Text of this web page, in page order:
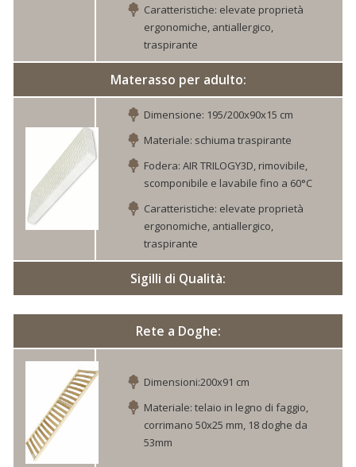
Caratteristiche: elevate proprietà
ergonomiche, antiallergico,
traspirante
Materasso per adulto:
Dimensione: 195/200x90x15 cm
Materiale: schiuma traspirante
Fodera: AIR TRILOGY3D, rimovibile,
scomponibile e lavabile fino a 60°C
Caratteristiche: elevate proprietà
ergonomiche, antiallergico,
traspirante
Sigilli di Qualità:
Rete a Doghe:
Dimensioni:200x91 cm
Materiale: telaio in legno di faggio,
corrimano 50x25 mm, 18 doghe da
53mm